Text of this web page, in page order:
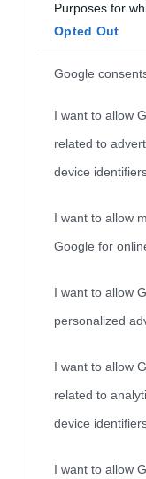
Purposes for
Opted Out
Google
I want to allow
related to
device
I want to allow
Google for
I want to allow
personalized
I want to allow
related to
device
I want to allow